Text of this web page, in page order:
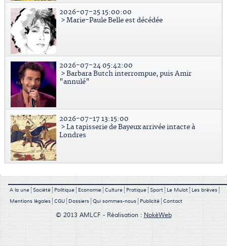
2026-07-25 15:00:00
> Marie-Paule Belle est décédée
2026-07-24 05:42:00
> Barbara Butch interrompue, puis Amir
"annulé"
2026-07-17 13:15:00
> La tapisserie de Bayeux arrivée intacte à
Londres
A la une Société Politique Economie Culture Pratique Sport Le Mulot
Les brèves
Mentions légales CGU Dossiers Qui sommes-nous Publicité Contact
© 2013 AMLCF - Réalisation : NokéWeb